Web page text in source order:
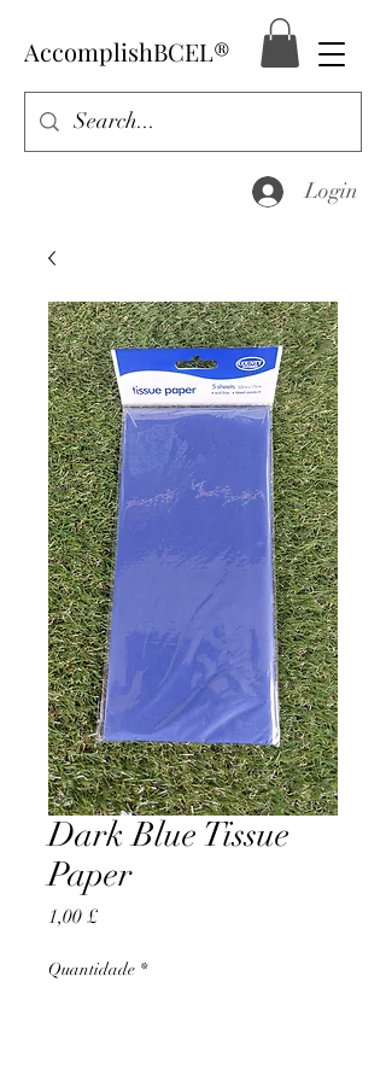
AccomplishBCEL®
Login
Dark Blue Tissue
Paper
1,00 £Preço
Quantidade *